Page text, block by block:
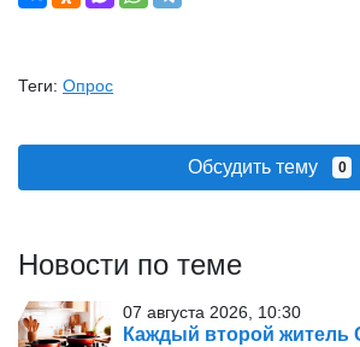
Теги: Опрос
Обсудить тему 0
Новости по теме
07 августа 2026, 10:30
Каждый второй житель